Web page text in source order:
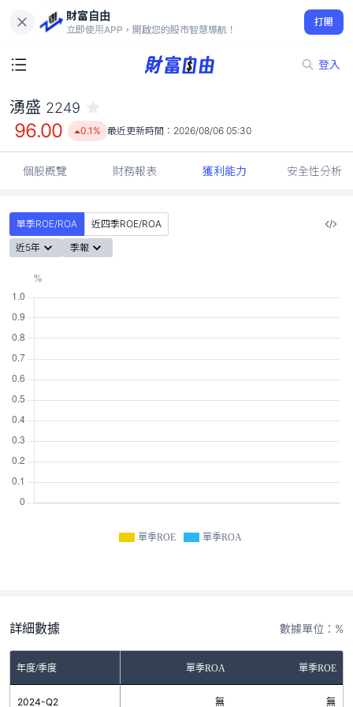
財富自由
立即使用APP，開啟您的股市智慧導航！
打開
登入
96.00
0.1%
湧盛 2249
96.00 0.1% 最近更新時間： 2026/08/06 05:30
個股概覽 財務報表 獲利能力 安全性分析
單季ROE/ROA
近四季ROE/ROA
近5年
季報
單季ROE 單季ROA
詳細數據 數據單位：%
年度/季度 單季ROA 單季ROE
2024-Q2 無 無